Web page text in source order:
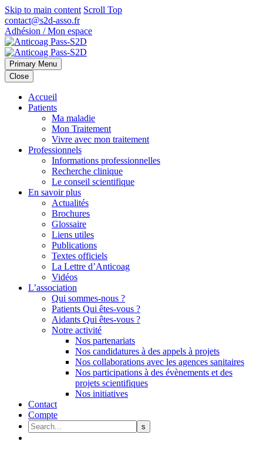
Skip to main content Scroll Top
contact@s2d-asso.fr
Adhésion / Mon espace
Primary Menu
Close
Accueil
Patients
Ma maladie
Mon Traitement
Vivre avec mon traitement
Professionnels
Informations professionnelles
Recherche clinique
Le conseil scientifique
En savoir plus
Actualités
Brochures
Glossaire
Liens utiles
Publications
Textes officiels
La Lettre d’Anticoag
Vidéos
L’association
Qui sommes-nous ?
Patients Qui êtes-vous ?
Aidants Qui êtes-vous ?
Notre activité
Nos partenariats
Nos candidatures à des appels à projets
Nos collaborations avec les agences sanitaires
Nos participations à des évènements et des
projets scientifiques
Nos initiatives
Contact
Compte